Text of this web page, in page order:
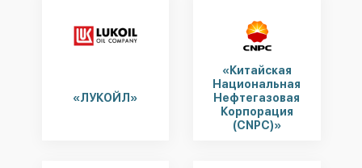
«ЛУКОЙЛ»
«Китайская
Национальная
Нефтегазовая
Корпорация
(CNPC)»